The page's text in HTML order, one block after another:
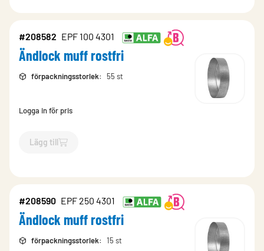
#208582 EPF 100 4301
Ändlock muff rostfri
förpackningsstorlek: 55 st
Logga in för pris
Lägg till
`$Lägg till
#208590 EPF 250 4301
Ändlock muff rostfri
förpackningsstorlek: 15 st